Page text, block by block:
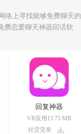
络上寻找能够免费聊天的
费恋爱聊天神器回话软
回复神器
VR应用13.75 MB
社交交友